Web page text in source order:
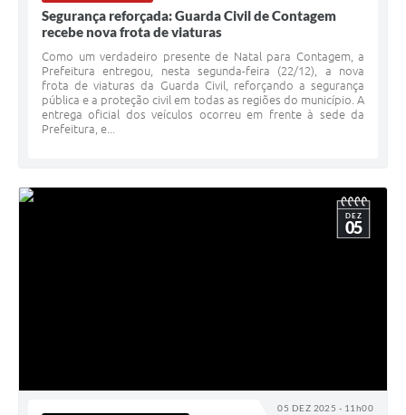
Segurança reforçada: Guarda Civil de Contagem
recebe nova frota de viaturas
Como um verdadeiro presente de Natal para Contagem, a
Prefeitura entregou, nesta segunda-feira (22/12), a nova
frota de viaturas da Guarda Civil, reforçando a segurança
pública e a proteção civil em todas as regiões do município. A
entrega oficial dos veículos ocorreu em frente à sede da
Prefeitura, e...
05 DEZ 2025 - 11h00
DEZ
05